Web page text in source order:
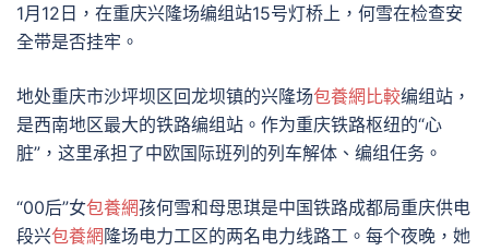
1月12日，在重庆兴隆场编组站15号灯桥上，何雪在检查安
全带是否挂牢。
地处重庆市沙坪坝区回龙坝镇的兴隆场包養網比較编组站，
是西南地区最大的铁路编组站。作为重庆铁路枢纽的“心
脏”，这里承担了中欧国际班列的列车解体、编组任务。
“00后”女包養網孩何雪和母思琪是中国铁路成都局重庆供电
段兴包養網隆场电力工区的两名电力线路工。每个夜晚，她